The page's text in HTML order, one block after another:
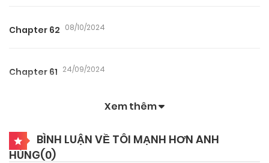
Chapter 62 08/10/2024
Chapter 61 24/09/2024
24/09/2024
Chapter 59
Xem thêm
BÌNH LUẬN VỀ TÔI MẠNH HƠN ANH
HÙNG(0)